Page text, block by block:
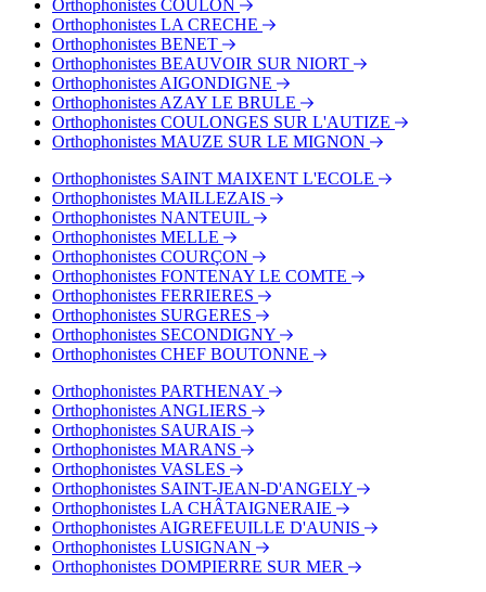
Orthophonistes COULON
Orthophonistes LA CRECHE
Orthophonistes BENET
Orthophonistes BEAUVOIR SUR NIORT
Orthophonistes AIGONDIGNE
Orthophonistes AZAY LE BRULE
Orthophonistes COULONGES SUR L'AUTIZE
Orthophonistes MAUZE SUR LE MIGNON
Orthophonistes SAINT MAIXENT L'ECOLE
Orthophonistes MAILLEZAIS
Orthophonistes NANTEUIL
Orthophonistes MELLE
Orthophonistes COURÇON
Orthophonistes FONTENAY LE COMTE
Orthophonistes FERRIERES
Orthophonistes SURGERES
Orthophonistes SECONDIGNY
Orthophonistes CHEF BOUTONNE
Orthophonistes PARTHENAY
Orthophonistes ANGLIERS
Orthophonistes SAURAIS
Orthophonistes MARANS
Orthophonistes VASLES
Orthophonistes SAINT-JEAN-D'ANGELY
Orthophonistes LA CHÂTAIGNERAIE
Orthophonistes AIGREFEUILLE D'AUNIS
Orthophonistes LUSIGNAN
Orthophonistes DOMPIERRE SUR MER